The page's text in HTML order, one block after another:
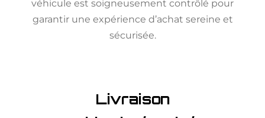
véhicule est soigneusement contrôlé pour
garantir une expérience d’achat sereine et
sécurisée.
Livraison